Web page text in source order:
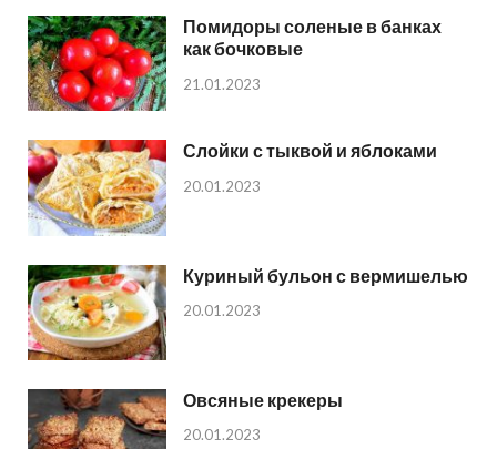
Помидоры соленые в банках
как бочковые
21.01.2023
Слойки с тыквой и яблоками
20.01.2023
Куриный бульон с вермишелью
20.01.2023
Овсяные крекеры
20.01.2023